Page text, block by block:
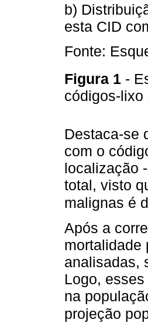
b)
esta CID
Fonte:
Figura 1 -
códigos-
Destaca-se
com o
localização
total, visto
malignas é
Após a
mortalidade
analisadas,
Logo,
na
projeção